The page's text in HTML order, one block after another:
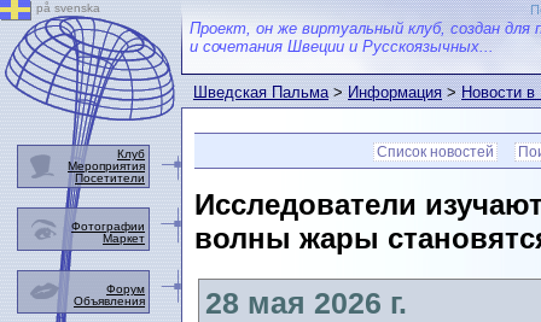
Проект, он же виртуальный клуб, создан для
и сочетания Швеции и Русскоязычных...
Шведская Пальма>Информация>Новости
Список новостей
Исследователи
волны жары
28 мая 2026 г.
på svenska
Клуб
Мероприятия
Посетители
Фотографии
Маркет
Форум
Объявления